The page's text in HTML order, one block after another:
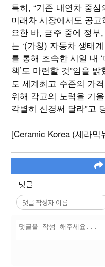
특히, “기존 내연차 중
미래차 시장에서도 공
요한 바, 금주 중에 정
는 ‘(가칭) 자동차 생태
를 통해 조속한 시일 내
책’도 마련할 것”임을
도 세계최고 수준의 가
위해 각고의 노력을 기
각별히 신경써 달라”고
[Ceramic Korea (세라믹
댓글